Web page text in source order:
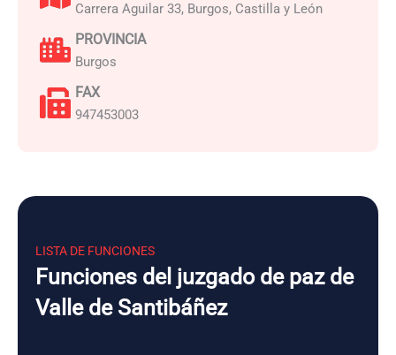
Carrera Aguilar 33, Burgos, Castilla y León
PROVINCIA
Burgos
FAX
947453003
LISTA DE FUNCIONES
Funciones del juzgado de paz de
Valle de Santibáñez